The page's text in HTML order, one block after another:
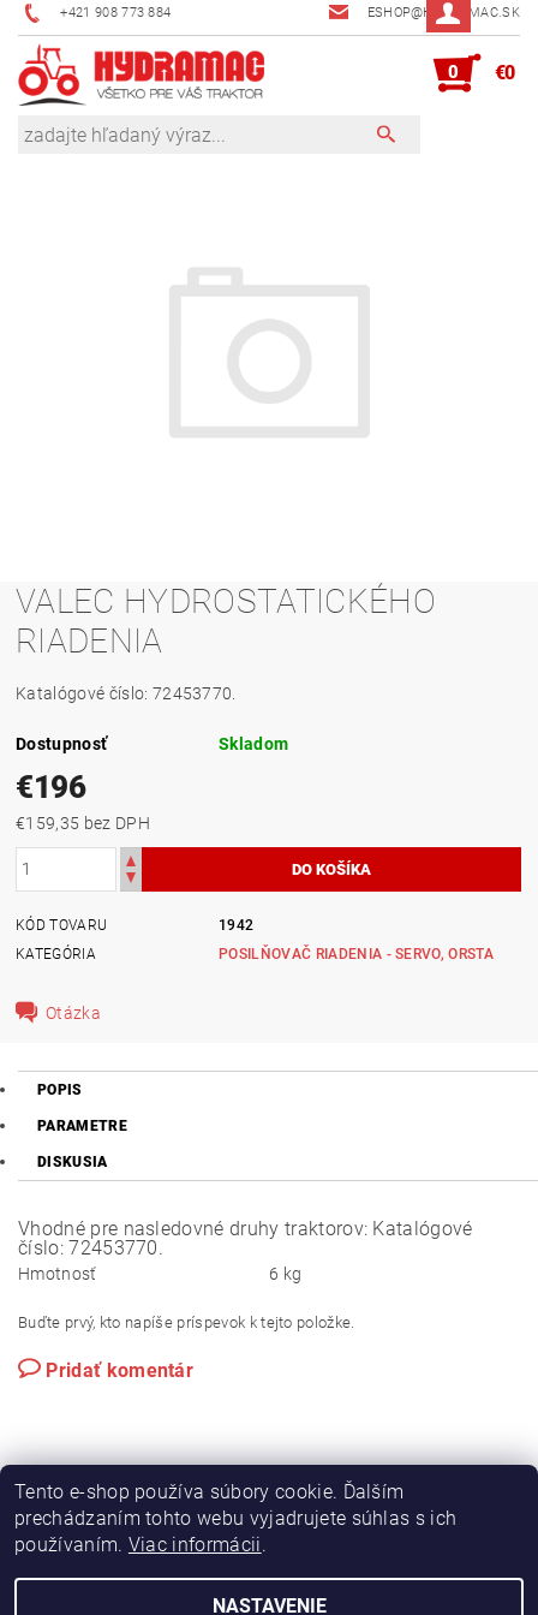
+421 908 773 884 ESHOP@HYDRAMAC.SK
0 €0
VALEC HYDROSTATICKÉHO
RIADENIA
Katalógové číslo: 72453770.
Dostupnosť Skladom
€196
€159,35 bez DPH
KÓD TOVARU
1942
KATEGÓRIA
POSILŇOVAČ RIADENIA - SERVO, ORSTA
Otázka
POPIS
PARAMETRE
DISKUSIA
Vhodné pre nasledovné druhy traktorov: Katalógové
číslo: 72453770.
Hmotnosť 6 kg
Buďte prvý, kto napíše príspevok k tejto položke.
Pridať komentár
Výroba hydraulických hadíc
Tento e-shop používa súbory cookie. Ďalším
prechádzaním tohto webu vyjadrujete súhlas s ich
používaním. Viac informácii.
NASTAVENIE